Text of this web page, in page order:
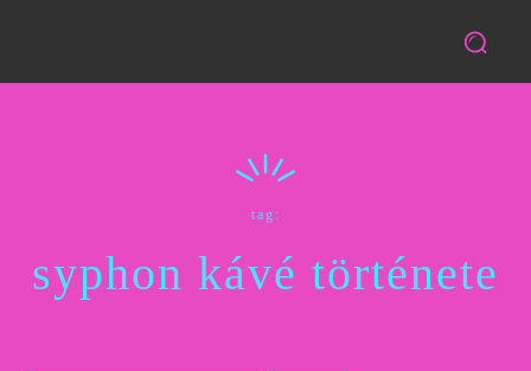
tag:
syphon kávé története